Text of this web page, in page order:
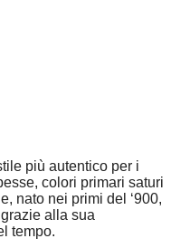
più autentico per i
colori primari saturi
nato nei primi del ‘900,
alla sua
tempo.